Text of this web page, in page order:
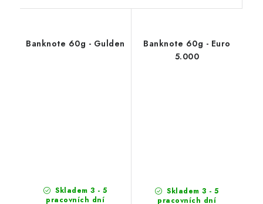
Banknote 60g - Gulden
Skladem 3 - 5
pracovních dní
Banknote 60g - Euro
5.000
Skladem 3 - 5
pracovních dní